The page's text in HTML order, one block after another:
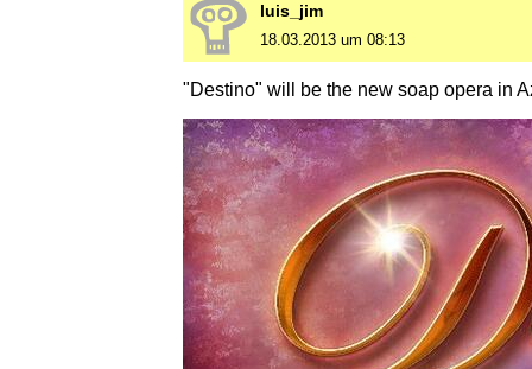
luis_jim
18.03.2013 um 08:13
"Destino" will be the new soap opera in